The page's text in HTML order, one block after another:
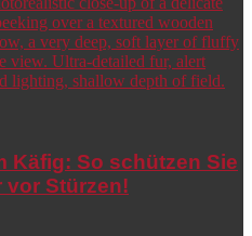
Käfig: So schützen Sie
vor Stürzen!